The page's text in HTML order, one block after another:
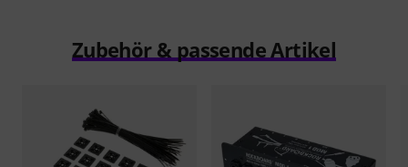
Zubehör & passende Artikel